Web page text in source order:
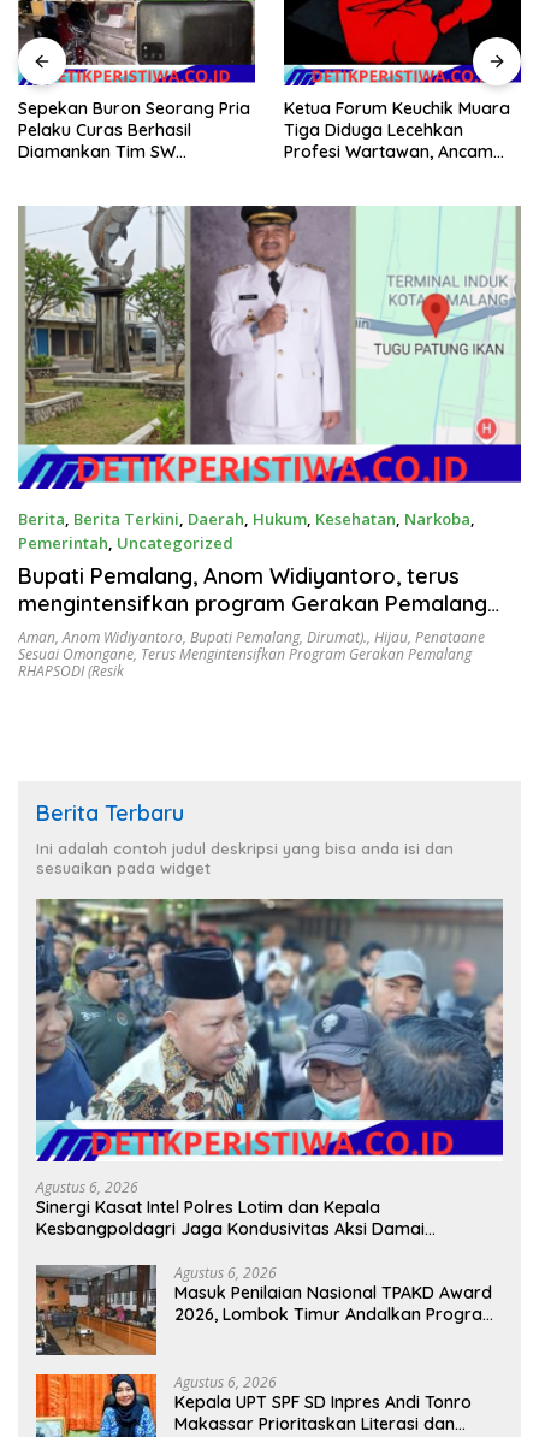
Sepekan Buron Seorang Pria
Pelaku Curas Berhasil
Diamankan Tim SW
Ketua Forum Keuchik Muara
Tiga Diduga Lecehkan
Profesi Wartawan, Ancam
Berita, Berita Terkini, Daerah, Hukum, Kesehatan, Narkoba,
Pemerintah, Uncategorized
Juni 13, 2026
Bupati Pemalang, Anom Widiyantoro, terus
mengintensifkan program Gerakan Pemalang
RHAPSODI (Resik, Hijau, Aman, Penataane
Sesuai Omongane, Dirumat).
Aman,Anom Widiyantoro, Bupati Pemalang, Dirumat)., Hijau, Penataane
Sesuai Omongane, Terus Mengintensifkan Program Gerakan Pemalang
RHAPSODI (Resik
Berita Terbaru
Ini adalah contoh judul deskripsi yang bisa anda isi dan
sesuaikan pada widget
Agustus 6, 2026
Sinergi Kasat Intel Polres Lotim dan Kepala
Kesbangpoldagri Jaga Kondusivitas Aksi Damai
Agustus 6, 2026
Masuk Penilaian Nasional TPAKD Award
2026, Lombok Timur Andalkan Program
Agustus 6, 2026
Kepala UPT SPF SD Inpres Andi Tonro
Makassar Prioritaskan Literasi dan